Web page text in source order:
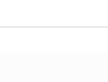
北国先天下浪琴售后服
尔扈特大街浪琴售后